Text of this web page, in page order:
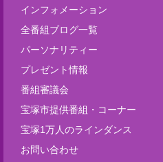
インフォメーション
全番組ブログ一覧
パーソナリティー
プレゼント情報
番組審議会
宝塚市提供番組・コーナー
宝塚1万人のラインダンス
お問い合わせ